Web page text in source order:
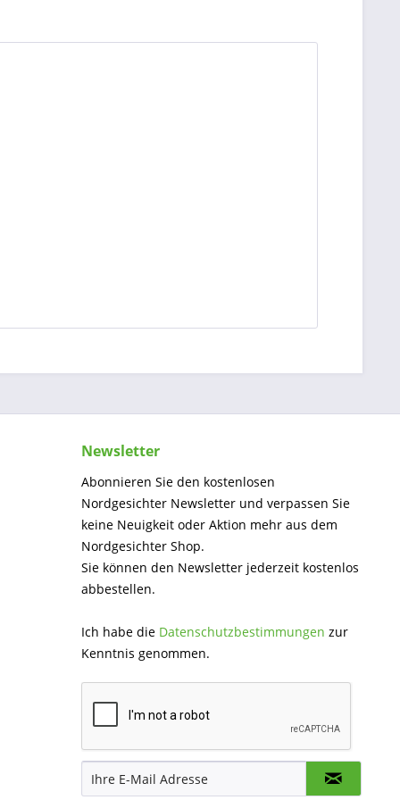
Newsletter
Abonnieren Sie den kostenlosen
Nordgesichter Newsletter und verpassen Sie
keine Neuigkeit oder Aktion mehr aus dem
Nordgesichter Shop.
Sie können den Newsletter jederzeit kostenlos
abbestellen.
Ich habe die Datenschutzbestimmungen zur
Kenntnis genommen.